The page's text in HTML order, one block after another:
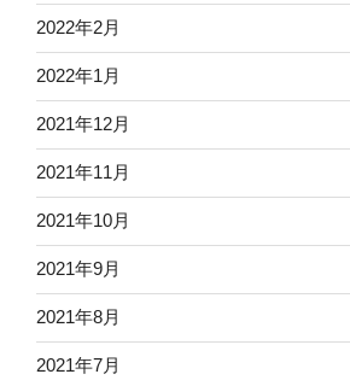
2022年2月
2022年1月
2021年12月
2021年11月
2021年10月
2021年9月
2021年8月
2021年7月